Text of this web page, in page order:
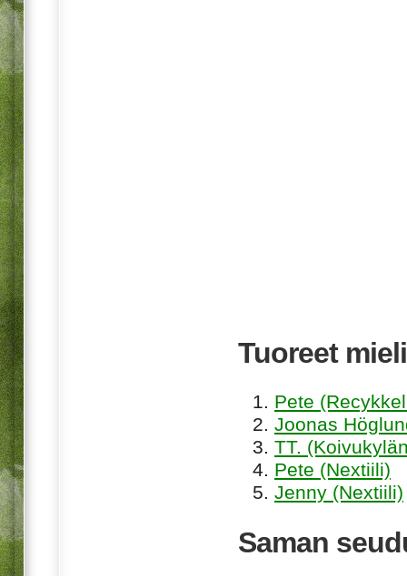
Tuoreet
Pete
Joonas
TT.
Pete (Nextiili)
Jenny (Nextiili)
Saman